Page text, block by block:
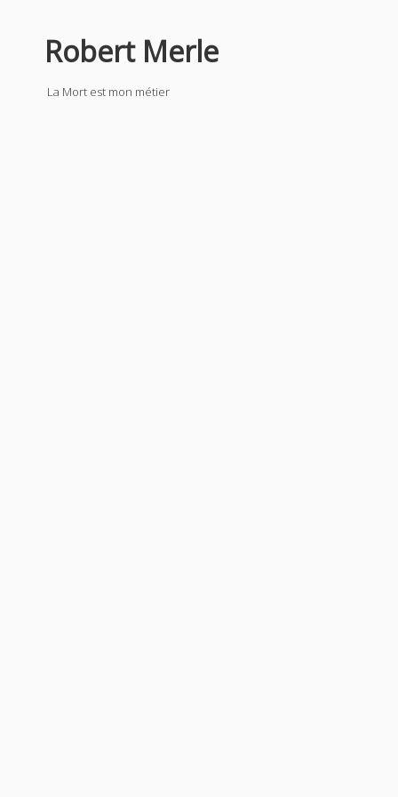
Robert Merle
La Mort est mon métier